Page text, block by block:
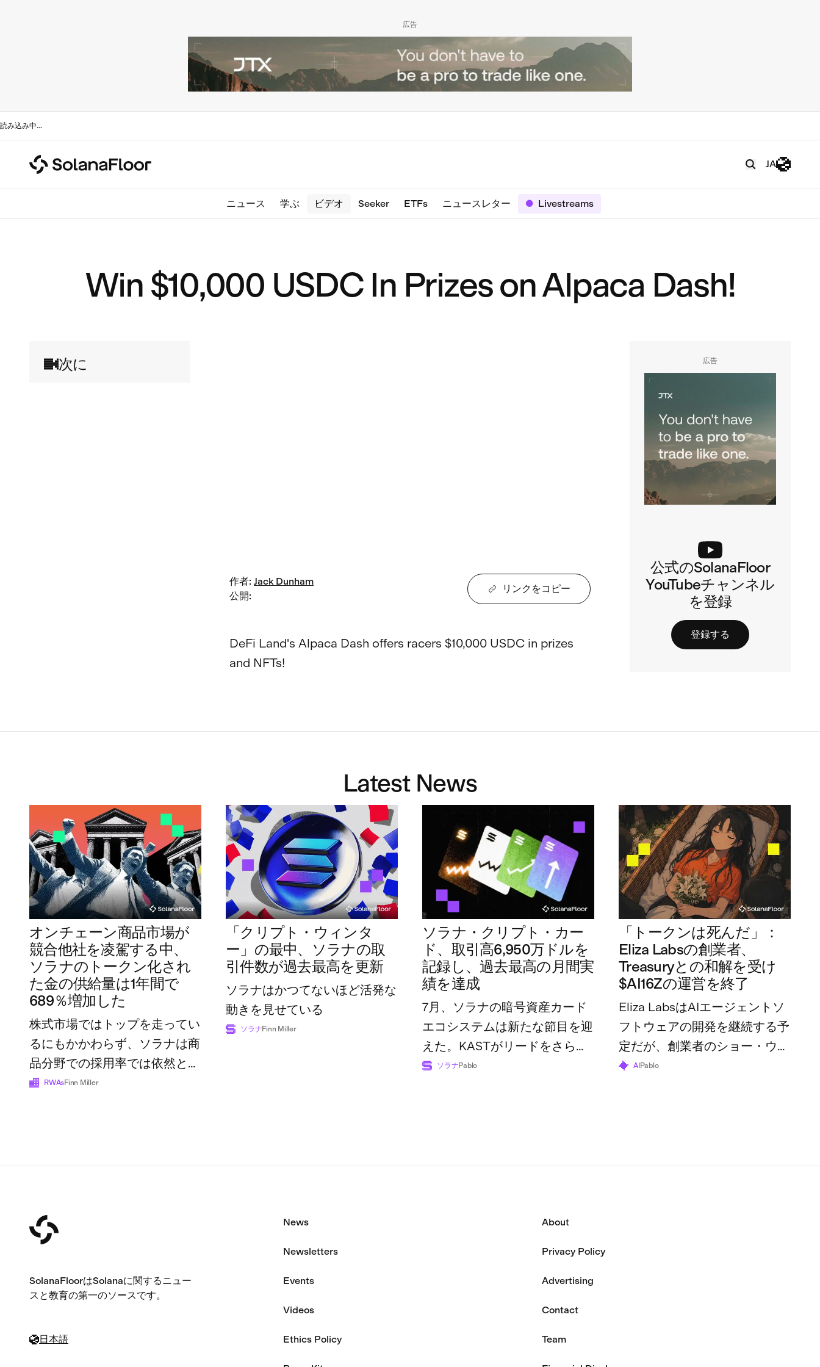
広告
読み込み中...
JA
ニュース 学ぶ ビデオ Seeker ETFs ニュースレター Livestreams
Win $10,000 USDC In Prizes on Alpaca Dash!
次に
作者: Jack Dunham
公開:
リンクをコピー
DeFi Land's Alpaca Dash offers racers $10,000 USDC in prizes
and NFTs!
広告
公式のSolanaFloor
YouTubeチャンネル
を登録
登録する
Latest News
オンチェーン商品市場が
競合他社を凌駕する中、
ソラナのトークン化され
た金の供給量は1年間で
689％増加した
株式市場ではトップを走ってい
るにもかかわらず、ソラナは商
品分野での採用率では依然とし
て後れを取っている
RWAsFinn Miller
「クリプト・ウィンタ
ー」の最中、ソラナの取
引件数が過去最高を更新
ソラナはかつてないほど活発な
動きを見せている
ソラナFinn Miller
ソラナ・クリプト・カー
ド、取引高6,950万ドルを
記録し、過去最高の月間実
績を達成
7月、ソラナの暗号資産カード
エコシステムは新たな節目を迎
えた。KASTがリードをさらに
広げた一方で、業界全体の利用
ソラナPablo
「トークンは死んだ」：
Eliza Labsの創業者、
Treasuryとの和解を受け
$AI16Zの運営を終了
Eliza LabsはAIエージェントソ
フトウェアの開発を継続する予
定だが、創業者のショー・ウォ
ルターズ氏は、トークンとその
AI Pablo
SolanaFloorはSolanaに関するニュー
スと教育の第一のソースです。
日本語
News
Newsletters
Events
Videos
Ethics Policy
About
Privacy Policy
Advertising
Contact
Team